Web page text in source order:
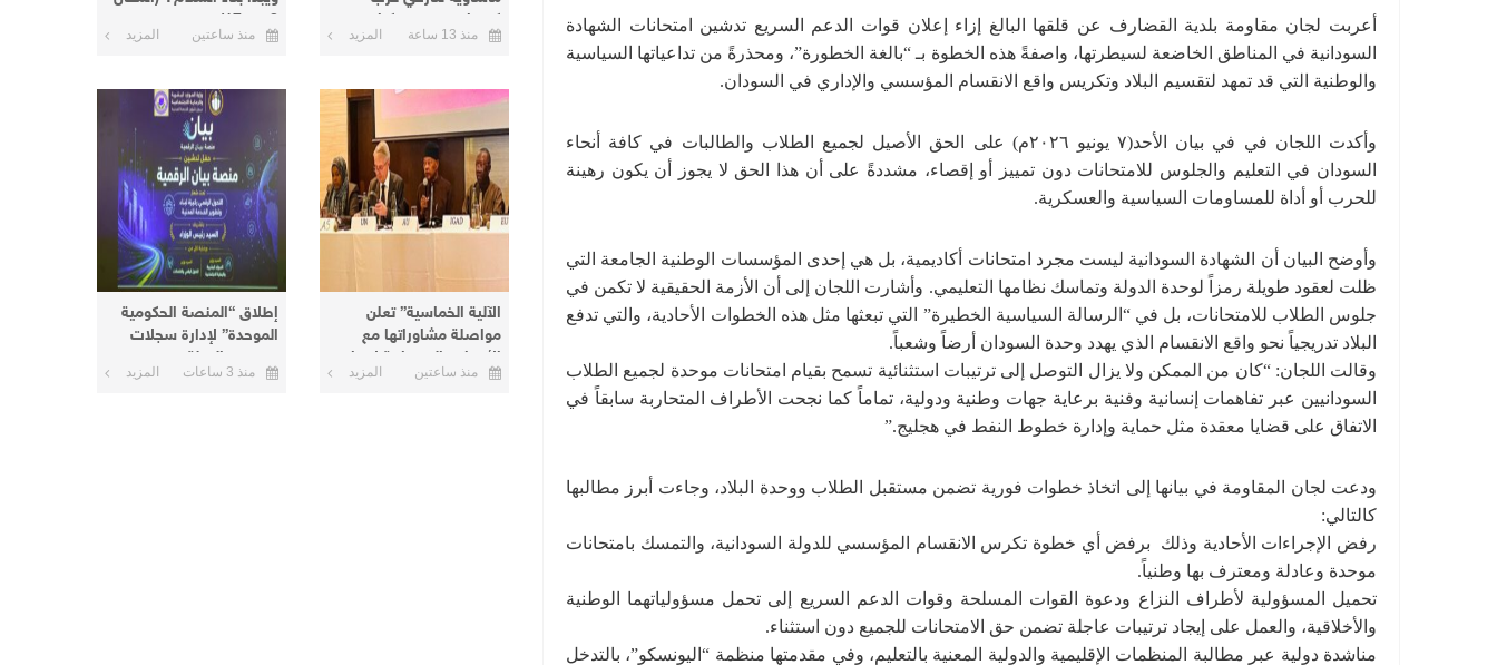
أعربت لجان مقاومة بلدية القضارف عن قلقها البالغ إزاء إعلان قوات الدعم السريع تدشين امتحانات الشهادة
السودانية في المناطق الخاضعة لسيطرتها، واصفةً هذه الخطوة بـ “بالغة الخطورة”، ومحذرةً من تداعياتها السياسية
والوطنية التي قد تمهد لتقسيم البلاد وتكريس واقع الانقسام المؤسسي والإداري في السودان.
وأكدت اللجان في في بيان الأحد(٧ يونيو ٢٠٢٦م) على الحق الأصيل لجميع الطلاب والطالبات في كافة أنحاء
السودان في التعليم والجلوس للامتحانات دون تمييز أو إقصاء، مشددةً على أن هذا الحق لا يجوز أن يكون رهينة
للحرب أو أداة للمساومات السياسية والعسكرية.
وأوضح البيان أن الشهادة السودانية ليست مجرد امتحانات أكاديمية، بل هي إحدى المؤسسات الوطنية الجامعة التي
ظلت لعقود طويلة رمزاً لوحدة الدولة وتماسك نظامها التعليمي. وأشارت اللجان إلى أن الأزمة الحقيقية لا تكمن في
جلوس الطلاب للامتحانات، بل في “الرسالة السياسية الخطيرة” التي تبعثها مثل هذه الخطوات الأحادية، والتي تدفع
البلاد تدريجياً نحو واقع الانقسام الذي يهدد وحدة السودان أرضاً وشعباً.
وقالت اللجان: “كان من الممكن ولا يزال التوصل إلى ترتيبات استثنائية تسمح بقيام امتحانات موحدة لجميع الطلاب
السودانيين عبر تفاهمات إنسانية وفنية برعاية جهات وطنية ودولية، تماماً كما نجحت الأطراف المتحاربة سابقاً في
الاتفاق على قضايا معقدة مثل حماية وإدارة خطوط النفط في هجليج.”
ودعت لجان المقاومة في بيانها إلى اتخاذ خطوات فورية تضمن مستقبل الطلاب ووحدة البلاد، وجاءت أبرز مطالبها
كالتالي:
رفض الإجراءات الأحادية وذلك برفض أي خطوة تكرس الانقسام المؤسسي للدولة السودانية، والتمسك بامتحانات
موحدة وعادلة ومعترف بها وطنياً.
تحميل المسؤولية لأطراف النزاع ودعوة القوات المسلحة وقوات الدعم السريع إلى تحمل مسؤولياتهما الوطنية
والأخلاقية، والعمل على إيجاد ترتيبات عاجلة تضمن حق الامتحانات للجميع دون استثناء.
مناشدة دولية عبر مطالبة المنظمات الإقليمية والدولية المعنية بالتعليم، وفي مقدمتها منظمة “اليونسكو”، بالتدخل
كردفان في معسكرات
الأبيض
منذ 13 ساعة المزيد
8 من 17)
منذ ساعتين المزيد
الآلية الخماسية” تعلن
مواصلة مشاوراتها مع
الأطراف السودانية لإنهاء
الأزمة الحالية
منذ ساعتين المزيد
إطلاق “المنصة الحكومية
الموحدة” لإدارة سجلات
موظفي الدولة
منذ 3 ساعات المزيد